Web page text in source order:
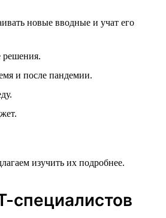
новые вводные и учат его
решения.
и после пандемии.
изучить их подробнее.
специалистов